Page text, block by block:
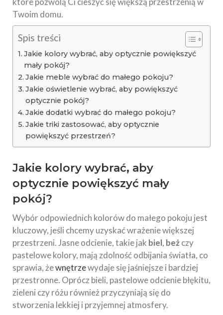
Twoim domu.
Spis treści
Jakie kolory wybrać, aby optycznie powiększyć
mały pokój?
Jakie meble wybrać do małego pokoju?
Jakie oświetlenie wybrać, aby powiększyć
optycznie pokój?
Jakie dodatki wybrać do małego pokoju?
Jakie triki zastosować, aby optycznie
powiększyć przestrzeń?
Jakie kolory wybrać, aby
optycznie powiększyć mały
pokój?
Wybór odpowiednich kolorów do małego pokoju jest
kluczowy, jeśli chcemy uzyskać wrażenie większej
przestrzeni. Jasne odcienie, takie jak biel, beżczy
pastelowe kolory, mają zdolność odbijania światła, co
sprawia, żewnętrzewydaje się jaśniejsze i bardziej
przestronne. Oprócz bieli, pastelowe odcienie błękitu,
zieleni czy różu również przyczyniają się do
stworzenia lekkiej i przyjemnej atmosfery.